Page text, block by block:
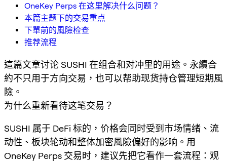
OneKey Perps 在这里解决什么问题？
本篇主题下的交易重点
下單前的風險检查
推荐流程
這篇文章讨论 SUSHI 在组合和对冲里的用途。永續合
約不只用于方向交易，也可以帮助现货持仓管理短期風
險。
为什么重新看待这笔交易？
SUSHI 属于 DeFi 标的，价格会同时受到市场情绪、流
动性、板块轮动和整体加密風險偏好的影响。用
OneKey Perps 交易时，建议先把它看作一套流程：观